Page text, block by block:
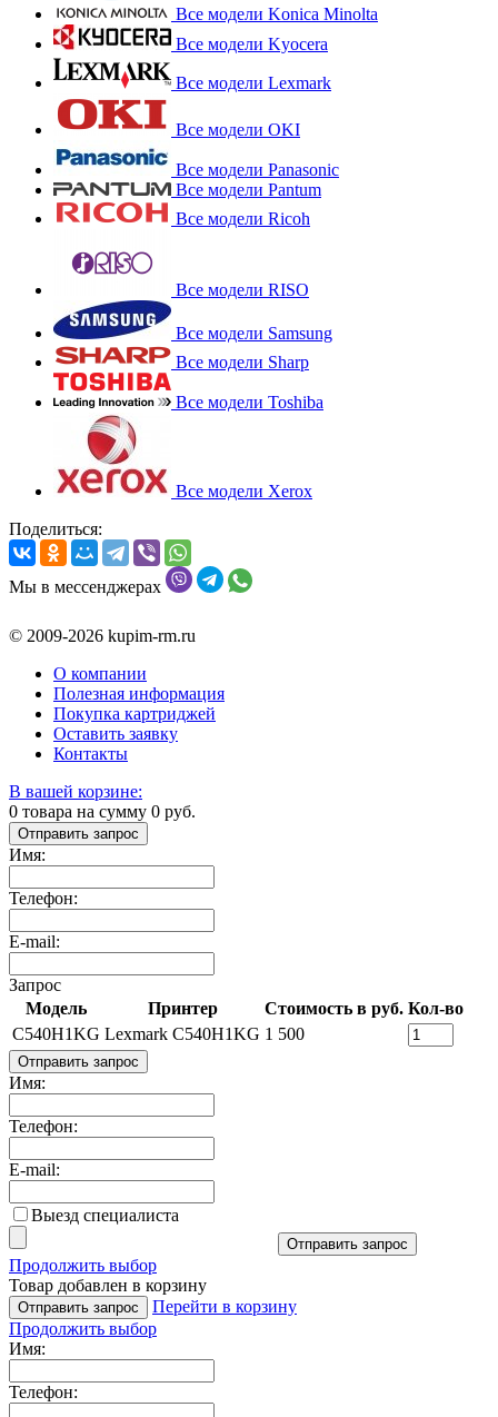
Все модели Konica Minolta
Все модели Kyocera
Все модели Lexmark
Все модели OKI
Все модели Panasonic
Все модели Pantum
Все модели Ricoh
Все модели RISO
Все модели Samsung
Все модели Sharp
Все модели Toshiba
Все модели Xerox
Поделиться:
Мы в мессенджерах
© 2009-2026 kupim-rm.ru
О компании
Полезная информация
Покупка картриджей
Оставить заявку
Контакты
В вашей корзине:
0 товара на сумму 0 руб.
Отправить запрос
Имя:
Телефон:
E-mail:
Запрос
Модель
Принтер Стоимость в руб. Кол-во
C540H1KG Lexmark C540H1KG 1 500
Отправить запрос
Имя:
Телефон:
E-mail:
Выезд специалиста
Отправить запрос
Продолжить выбор
Товар добавлен в корзину
Отправить запрос
Перейти в корзину
Продолжить выбор
Имя:
Телефон: